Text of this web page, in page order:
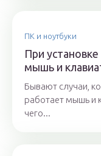
ПК и ноутбуки
При
мышь и
Бывают случаи,
работает мышь и
чего...